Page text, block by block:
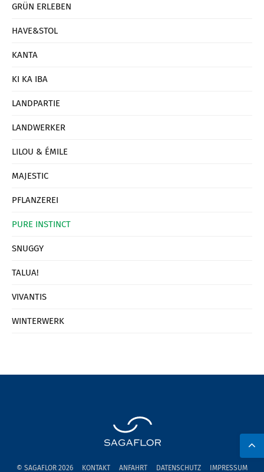
GRÜN ERLEBEN
HAVE&STOL
KANTA
KI KA IBA
LANDPARTIE
LANDWERKER
LILOU & ÉMILE
MAJESTIC
PFLANZEREI
PURE INSTINCT
SNUGGY
TALUA!
VIVANTIS
WINTERWERK
© SAGAFLOR 2026 KONTAKT ANFAHRT DATENSCHUTZ IMPRESSUM